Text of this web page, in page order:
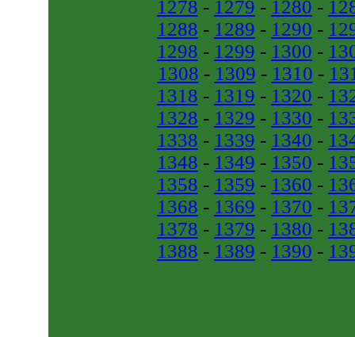
1278 - 1279 - 1280 -
1288 - 1289 - 1290 -
1298 - 1299 - 1300 -
1308 - 1309 - 1310 -
1318 - 1319 - 1320 -
1328 - 1329 - 1330 -
1338 - 1339 - 1340 -
1348 - 1349 - 1350 -
1358 - 1359 - 1360 -
1368 - 1369 - 1370 -
1378 - 1379 - 1380 -
1388 - 1389 - 1390 -